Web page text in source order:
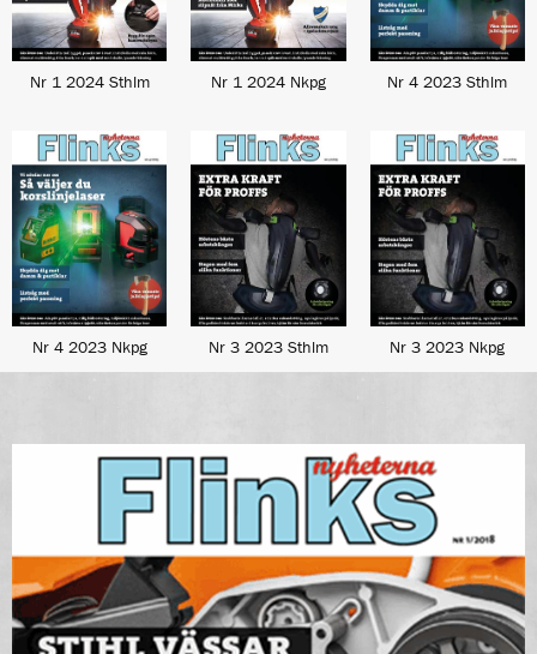
Nr 1 2024 Sthlm Nr 1 2024 Nkpg Nr 4 2023 Sthlm
Nr 4 2023 Nkpg Nr 3 2023 Sthlm Nr 3 2023 Nkpg